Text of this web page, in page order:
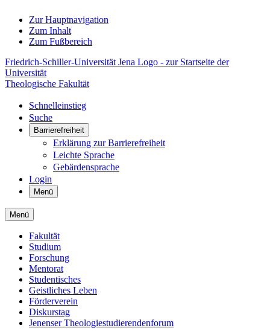
Zur Hauptnavigation
Zum Inhalt
Zum Fußbereich
Friedrich-Schiller-Universität Jena Logo - zur Startseite der
Universität
Theologische Fakultät
Schnelleinstieg
Suche
Barrierefreiheit
Erklärung zur Barrierefreiheit
Leichte Sprache
Gebärdensprache
Login
Menü
Menü
Fakultät
Studium
Forschung
Mentorat
Studentisches
Geistliches Leben
Förderverein
Diskurstag
Jenenser Theologiestudierendenforum